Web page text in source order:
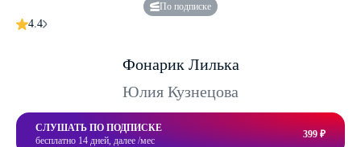
По подписке
4.4
Фонарик Лилька
Юлия Кузнецова
СЛУШАТЬ ПО ПОДПИСКЕ
бесплатно 14 дней, далее /мес
399 ₽